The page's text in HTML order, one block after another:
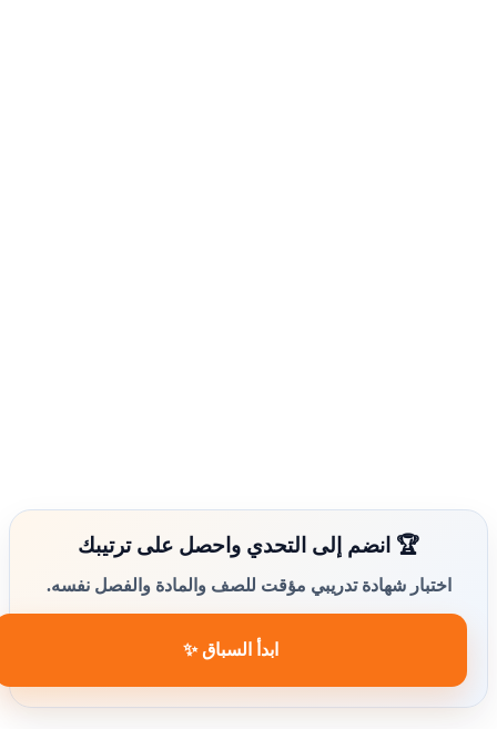
🏆 انضم إلى التحدي واحصل على ترتيبك
اختبار شهادة تدريبي مؤقت للصف والمادة والفصل نفسه.
ابدأ السباق ✨